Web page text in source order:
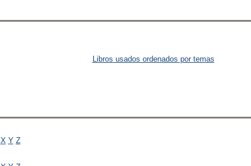
Libros usados ordenados por temas
X Y Z